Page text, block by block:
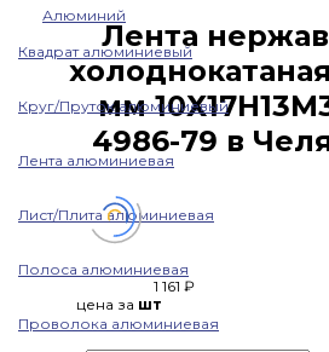
Алюминий
Квадрат алюминиевый
Круг/Пруток алюминиевый
Лента алюминиевая
Лист/Плита алюминиевая
Полоса алюминиевая
Проволока алюминиевая
Лента
мм
4986-79 в
1 161 ₽
цена за шт